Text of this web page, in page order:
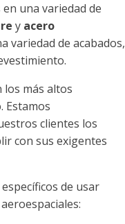
una variedad de
y acero
variedad de acabados,
más altos
Estamos
clientes los
con sus exigentes
de usar